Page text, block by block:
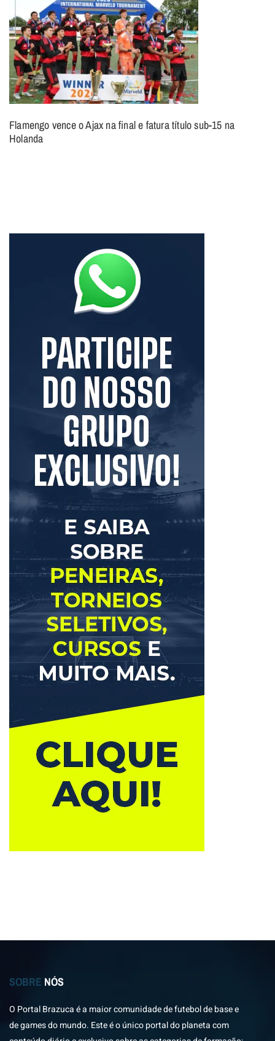
Flamengo vence o Ajax na final e fatura título sub-15 na
Holanda
SOBRE NÓS
O Portal Brazuca é a maior comunidade de futebol de base e
de games do mundo. Este é o único portal do planeta com